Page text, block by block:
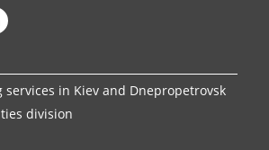
services in Kiev and Dnepropetrovsk
division